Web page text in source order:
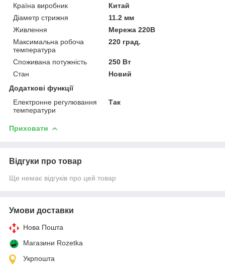
Країна виробник
Китай
Діаметр стрижня
11.2 мм
Живлення
Мережа 220В
Максимальна робоча
температура
220 град.
Споживана потужність
250 Вт
Стан
Новий
Додаткові функції
Електронне регулювання
температури
Так
Приховати
Відгуки про товар
Ще немає відгуків про цей товар
Умови доставки
Нова Пошта
Магазини Rozetka
Укрпошта